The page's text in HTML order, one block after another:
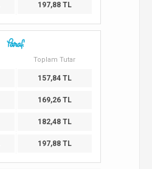
197,88 TL
Toplam Tutar
157,84 TL
169,26 TL
182,48 TL
197,88 TL